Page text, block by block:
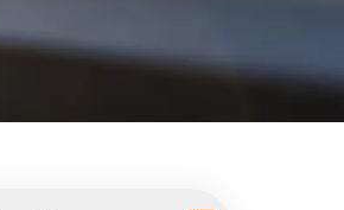
한국어
بالعربية